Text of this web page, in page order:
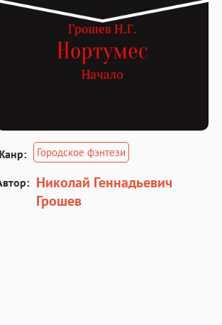
Городское фэнтези
Николай Геннадьевич
Грошев